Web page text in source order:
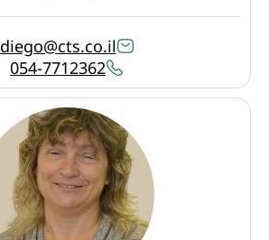
diego@cts.co.il
054-7712362